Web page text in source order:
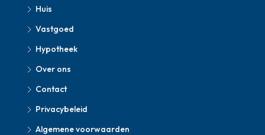
Huis
Vastgoed
Hypotheek
Over ons
Contact
Privacybeleid
Algemene voorwaarden